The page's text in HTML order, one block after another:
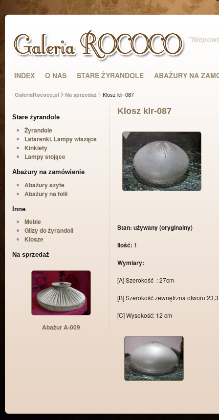
INDEX O NAS STARE ŻYRANDOLE ABAŻURY NA
GaleriaRococo.pl Na sprzedaż Klosz klr-087
Stare żyrandole
Żyrandole
Latarenki, Lampy wiszące
Kinkiety
Lampy stojące
Abażury na zamówienie
Abażury szyte
Abażury na folii
Inne
Meble
Gilzy do żyrandoli
Klosze
Na sprzedaż
Abażur A-009
Klosz klr-087
Stan: używany (oryginalny)
Ilość: 1
Wymiary:
[A] Szerokość : 27cm
[B] Szerokość zewnętrzna
[C] Wysokość: 12 cm